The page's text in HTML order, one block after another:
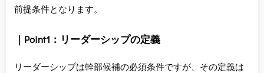
前提条件となります。
｜Point1：リーダーシップの定義
リーダーシップは幹部候補の必須条件ですが、その定義は